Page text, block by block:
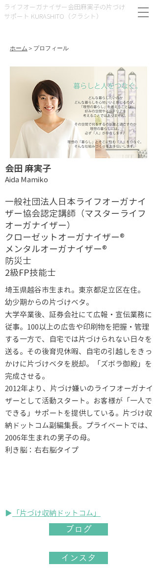
ライフオーガナイザー会田麻実子の片づけ
サポート KURASHITO（クラシト）
ホーム ＞プロフィール
会田 麻実子
Aida Mamiko
一般社団法人日本ライフオーガナイ
ザー協会認定講師（マスターライフ
オーガナイザー）
クローゼットオーガナイザー®
メンタルオーガナイザー®
防災士
2級FP技能士
埼玉県越谷市生まれ。東京都足立区在住。
幼少期からの片づけベタ。
大学卒業後、証券会社にて広報・宣伝業務に
従事。100以上の広告や印刷物を把握・管理
する一方で、自宅では片づけられない日々を
送る。その後育児休暇、自宅の引越しをきっ
かけに片づけベタを脱却。「ズボラ御殿」を
完成させる。
2012年より、片づけ嫌いのライフオーガナイ
ザーとして活動スタート。お客様が「一人で
できる」サポートを提供している。片づけ収
納ドットコム副編集長。プライベートでは、
2006年生まれの男子の母。
利き脳：右右脳タイプ
​▶︎ 「片づけ収納ドットコム」
ブログ
インスタ